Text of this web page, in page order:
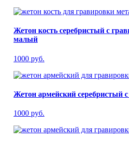
Жетон кость серебристый с
малый
1000 руб.
Жетон армейский серебристый с
1000 руб.